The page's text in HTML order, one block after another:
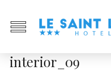
interior_09